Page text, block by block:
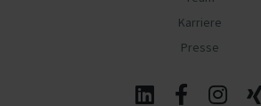
Karriere
Presse